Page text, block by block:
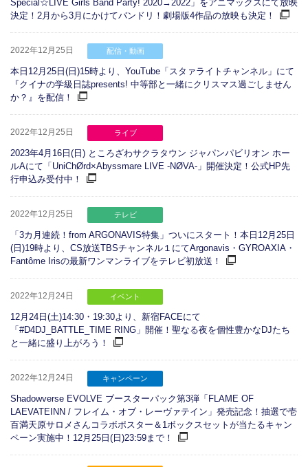
Special☆LIVE Girls Band Party! 2020→2022」をアニマックスにて放映
決定！2月から3月にかけてバンドリ！劇場版4作品の放映も決定！
2022年12月25日 配信・動画
本日12月25日(日)15時より、YouTube「スタァライトチャンネル」にて
『クイナの学級日誌presents! 中等部と一緒にクリスマス過ごしません
か？』を配信！
2022年12月25日 ライブ
2023年4月16日(日) ところざわサクラタウン ジャパンパビリオン ホー
ルAにて「UniChØrd×Abyssmare LIVE -NØVA-」開催決定！公式HP先
行申込み受付中！
2022年12月25日 テレビ
「3カ月連続！from ARGONAVIS特集」ついにスタート！本日12月25日
(日)19時より、CS放送TBSチャンネル１にてArgonavis・GYROAXIA・
Fantôme Irisの最新ワンマンライブをテレビ初放送！
2022年12月24日 イベント
12月24日(土)14:30・19:30より、新宿FACEにて
「#D4DJ_BATTLE_TIME RING」開催！聖なる夜を個性豊かなDJたち
と一緒に盛り上がろう！
2022年12月24日 キャンペーン
Shadowverse EVOLVE ブースターパック第3弾「FLAME OF
LAEVATEINN / フレイム・オブ・レーヴァテイン」発売記念！抽選で壱
百満天原サロメさんコラボポスター＆1ボックスセットが当たるキャン
ペーン実施中！12月25日(日)23:59まで！